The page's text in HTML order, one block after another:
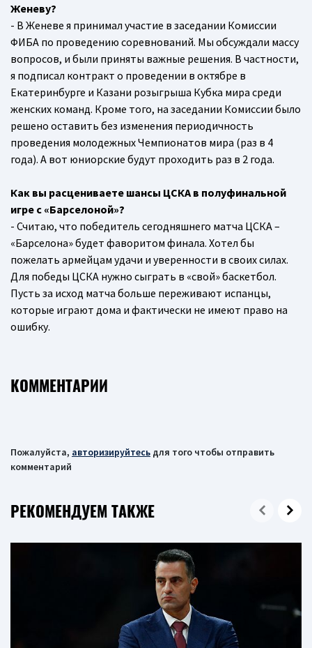
Женеву?
- В Женеве я принимал участие в заседании Комиссии
ФИБА по проведению соревнований. Мы обсуждали массу
вопросов, и были приняты важные решения. В частности,
я подписал контракт о проведении в октябре в
Екатеринбурге и Казани розыгрыша Кубка мира среди
женских команд. Кроме того, на заседании Комиссии было
решено оставить без изменения периодичность
проведения молодежных Чемпионатов мира (раз в 4
года). А вот юниорские будут проходить раз в 2 года.
Как вы расцениваете шансы ЦСКА в полуфинальной
игре с «Барселоной»?
- Считаю, что победитель сегодняшнего матча ЦСКА –
«Барселона» будет фаворитом финала. Хотел бы
пожелать армейцам удачи и уверенности в своих силах.
Для победы ЦСКА нужно сыграть в «свой» баскетбол.
Пусть за исход матча больше переживают испанцы,
которые играют дома и фактически не имеют право на
ошибку.
КОММЕНТАРИИ
Пожалуйста, авторизируйтесь для того чтобы отправить
комментарий
РЕКОМЕНДУЕМ ТАКЖЕ